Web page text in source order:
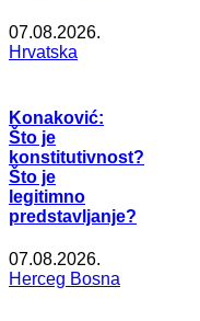
07.08.2026.
Hrvatska
Konaković:
Što je
konstitutivnost?
Što je
legitimno
predstavljanje?
07.08.2026.
Herceg Bosna